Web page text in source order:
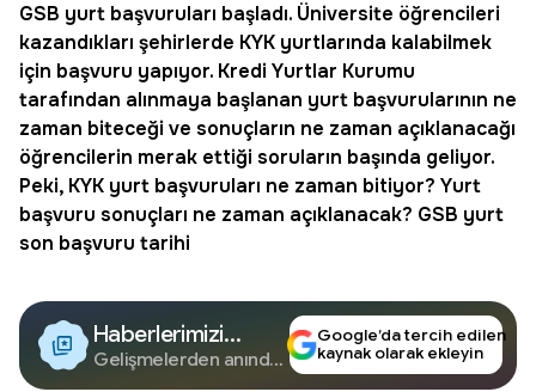
GSB yurt başvuruları başladı. Üniversite öğrencileri
kazandıkları şehirlerde KYK yurtlarında kalabilmek
için başvuru yapıyor. Kredi Yurtlar Kurumu
tarafından alınmaya başlanan yurt başvurularının ne
zaman biteceği ve sonuçların ne zaman açıklanacağı
öğrencilerin merak ettiği soruların başında geliyor.
Peki, KYK yurt başvuruları ne zaman bitiyor? Yurt
başvuru sonuçları ne zaman açıklanacak? GSB yurt
son başvuru tarihi
Haberlerimizi
Google'da Takip
Gelişmelerden anında
Google’da tercih edilen
kaynak olarak ekleyin